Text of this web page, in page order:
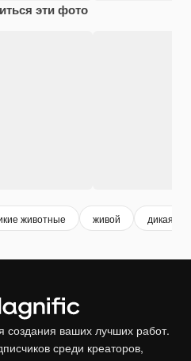
эти фото
животные живой дикая
ваших лучших работ.
среди креаторов,